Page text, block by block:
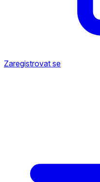
Zaregistrovat se